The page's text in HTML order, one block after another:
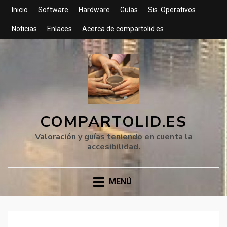
Inicio Software Hardware Guías Sis. Operativos
Noticias Enlaces Acerca de compartolid.es
COMPARTOLID.ES
Valoración y guías teniendo en cuenta la
accesibilidad.
MENÚ